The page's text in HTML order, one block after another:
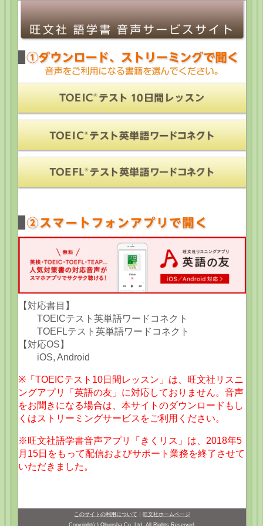
【対応書目】
TOEICテスト英単語ワードコネクト
TOEFLテスト英単語ワードコネクト
【対応OS】
iOS, Android
※「TOEICテスト10日間レッスン」は、旺文社リスニ
ングアプリ「英語の友」に対応しておりません。音声
をお聞きになる場合は、本サイトのダウンロードもし
くはストリーミングサービスをご利用ください。
※旺文社語学書音声アプリ「きくリス」は、2018年5
月15日をもって配信およびサポート業務を終了させて
いただきました。
このサイトの利用について
旺文社ホームページ
Copyright(c) Obunsha Co.,Ltd. All Rights Reserved.